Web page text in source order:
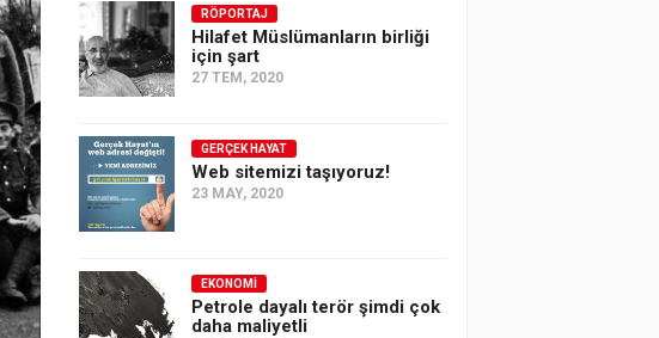
RÖPORTAJ
Hilafet Müslümanların birliği
için şart
27 TEM, 2020
GERÇEK HAYAT
Web sitemizi taşıyoruz!
23 MAY, 2020
EKONOMI
Petrole dayalı terör şimdi çok
daha maliyetli